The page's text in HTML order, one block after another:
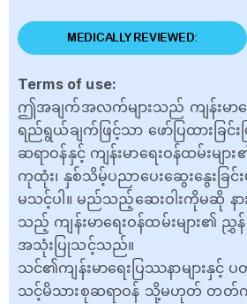
MEDICALLY REVIEWED:
Terms of use:
ဤအချက်အလက်များသည် ကျန်းမာရ
ရည်ရွယ်ချက်ဖြင့်သာ ဖော်ပြထားခြင်း
ဆရာဝန်နှင့် ကျန်းမာရေးဝန်ထမ်းများ၏
ကုထုံး၊ နှစ်သိမ့်ပညာပေးဆွေးနွေးခြင်း
မသင့်ပါ။ မည်သည့်ဆေးဝါးကိုမဆို န
သည့် ကျန်းမာရေးဝန်ထမ်းများ၏ ညွှန်
အသုံးပြုသင့်သည်။
သင်၏ကျန်းမာရေးပြဿနာများ
သင့်မိသားစုဆရာဝန် သို့မဟုတ် တတ်က